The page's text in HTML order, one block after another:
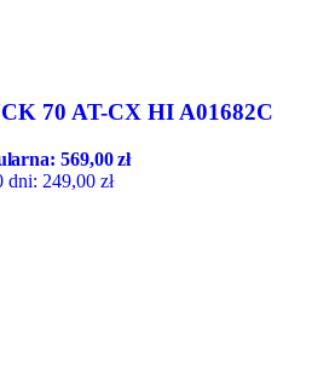
70 AT-CX HI A01682C
569,00zł
dni: 249,00 zł